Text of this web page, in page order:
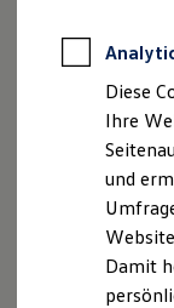
Anpfiff
ID.
Ihre Fahrlinie
reagieren, kann
durch
vermeiden. 1 2
Diese
Ihre
und
Damit